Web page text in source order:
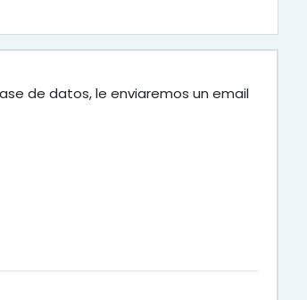
de datos, le enviaremos un email